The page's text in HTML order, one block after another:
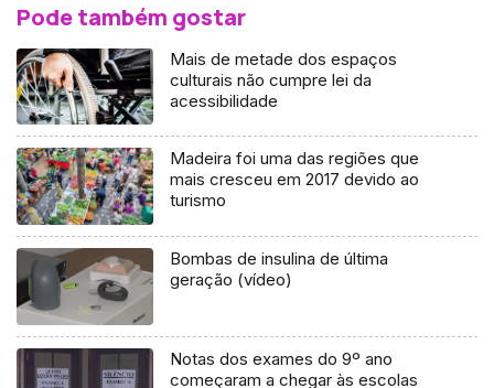
Pode também gostar
Mais de metade dos espaços
culturais não cumpre lei da
acessibilidade
Madeira foi uma das regiões que
mais cresceu em 2017 devido ao
turismo
Bombas de insulina de última
geração (vídeo)
Notas dos exames do 9º ano
começaram a chegar às escolas